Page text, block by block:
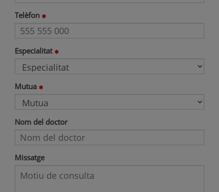
Telèfon
Especialitat
Mutua
Nom del doctor
Missatge